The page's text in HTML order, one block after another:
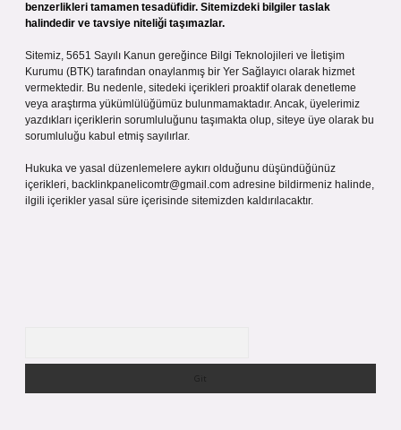
benzerlikleri tamamen tesadüfidir. Sitemizdeki bilgiler taslak
halindedir ve tavsiye niteliği taşımazlar.
Sitemiz, 5651 Sayılı Kanun gereğince Bilgi Teknolojileri ve İletişim
Kurumu (BTK) tarafından onaylanmış bir Yer Sağlayıcı olarak hizmet
vermektedir. Bu nedenle, sitedeki içerikleri proaktif olarak denetleme
veya araştırma yükümlülüğümüz bulunmamaktadır. Ancak, üyelerimiz
yazdıkları içeriklerin sorumluluğunu taşımakta olup, siteye üye olarak bu
sorumluluğu kabul etmiş sayılırlar.
Hukuka ve yasal düzenlemelere aykırı olduğunu düşündüğünüz
içerikleri, backlinkpanelicomtr@gmail.com adresine bildirmeniz halinde,
ilgili içerikler yasal süre içerisinde sitemizden kaldırılacaktır.